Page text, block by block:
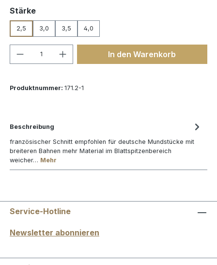
Stärkeauswählen
2,5 3,0 3,5 4,0
Produkt Anzahl: Gib denIn den Warenkorb
Produktnummer: 171.2-1
Beschreibung
französischer Schnitt empfohlen für deutsche Mundstücke mit
breiteren Bahnen mehr Material im Blattspitzenbereich
weicher… Mehr
Service-Hotline
Newsletter abonnieren